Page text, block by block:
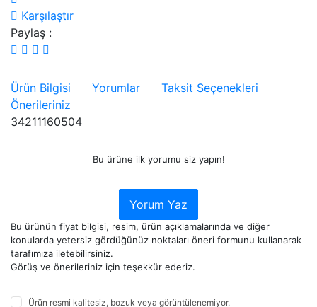
Karşılaştır
Paylaş :
Ürün Bilgisi Yorumlar
Taksit Seçenekleri
Önerileriniz
34211160504
Bu ürüne ilk yorumu siz yapın!
Yorum Yaz
Bu ürünün fiyat bilgisi, resim, ürün açıklamalarında ve diğer
konularda yetersiz gördüğünüz noktaları öneri formunu kullanarak
tarafımıza iletebilirsiniz.
Görüş ve önerileriniz için teşekkür ederiz.
Ürün resmi kalitesiz, bozuk veya görüntülenemiyor.